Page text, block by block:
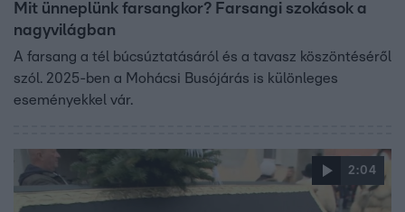
Mit ünneplünk farsangkor? Farsangi szokások a
nagyvilágban
A farsang a tél búcsúztatásáról és a tavasz köszöntéséről
szól. 2025-ben a Mohácsi Busójárás is különleges
eseményekkel vár.
2:04